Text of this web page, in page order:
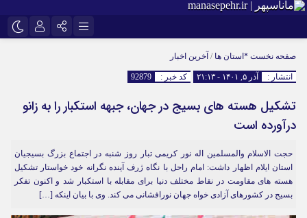
اینستاگرام
سروش
آپارات رمز عبور
مرا به خاطر بسپار
صفحه نخست *استان ها / آخرین اخبار
انتشار : آذر ۵, ۱۴۰۱ - ۲۱:۱۳ کد خبر : 92879
تشکیل هسته های بسیج در جهان، جبهه استکبار را به زانو
درآورده است
حجت الاسلام والمسلمین اله نور کریمی تبار روز شنبه در اجتماع بزرگ بسیجیان
استان ایلام اظهار داشت: امام راحل با نگاه ژرف آینده نگرانه خود خواستار تشکیل
هسته های مقاومت در نقاط مختلف دنیا برای مقابله با استکبار شد و اکنون تفکر
بسیج در کشورهای آزادی خواه جهان نورافشانی می کند. وی با بیان اینکه […]